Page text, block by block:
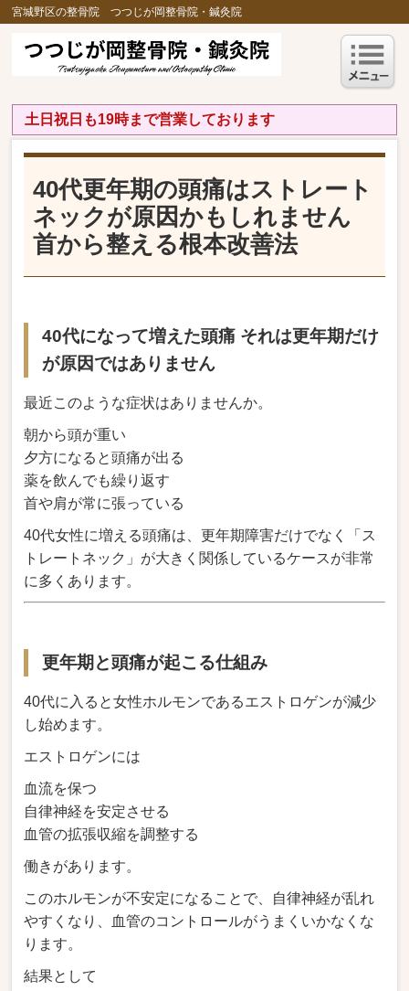
宮城野区の整骨院 つつじが岡整骨院・鍼灸院
土日祝日も19時まで営業しております
40代更年期の頭痛はストレート
ネックが原因かもしれません
首から整える根本改善法
40代になって増えた頭痛 それは更年期だけ
が原因ではありません
最近このような症状はありませんか。
朝から頭が重い
夕方になると頭痛が出る
薬を飲んでも繰り返す
首や肩が常に張っている
40代女性に増える頭痛は、更年期障害だけでなく「ス
トレートネック」が大きく関係しているケースが非常
に多くあります。
更年期と頭痛が起こる仕組み
40代に入ると女性ホルモンであるエストロゲンが減少
し始めます。
エストロゲンには
血流を保つ
自律神経を安定させる
血管の拡張収縮を調整する
働きがあります。
このホルモンが不安定になることで、自律神経が乱れ
やすくなり、血管のコントロールがうまくいかなくな
ります。
結果として